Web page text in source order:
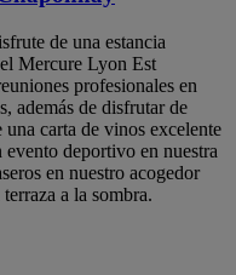
de una estancia
Mercure Lyon Est
profesionales en
además de disfrutar de
carta de vinos excelente
deportivo en nuestra
en nuestro acogedor
a la sombra.